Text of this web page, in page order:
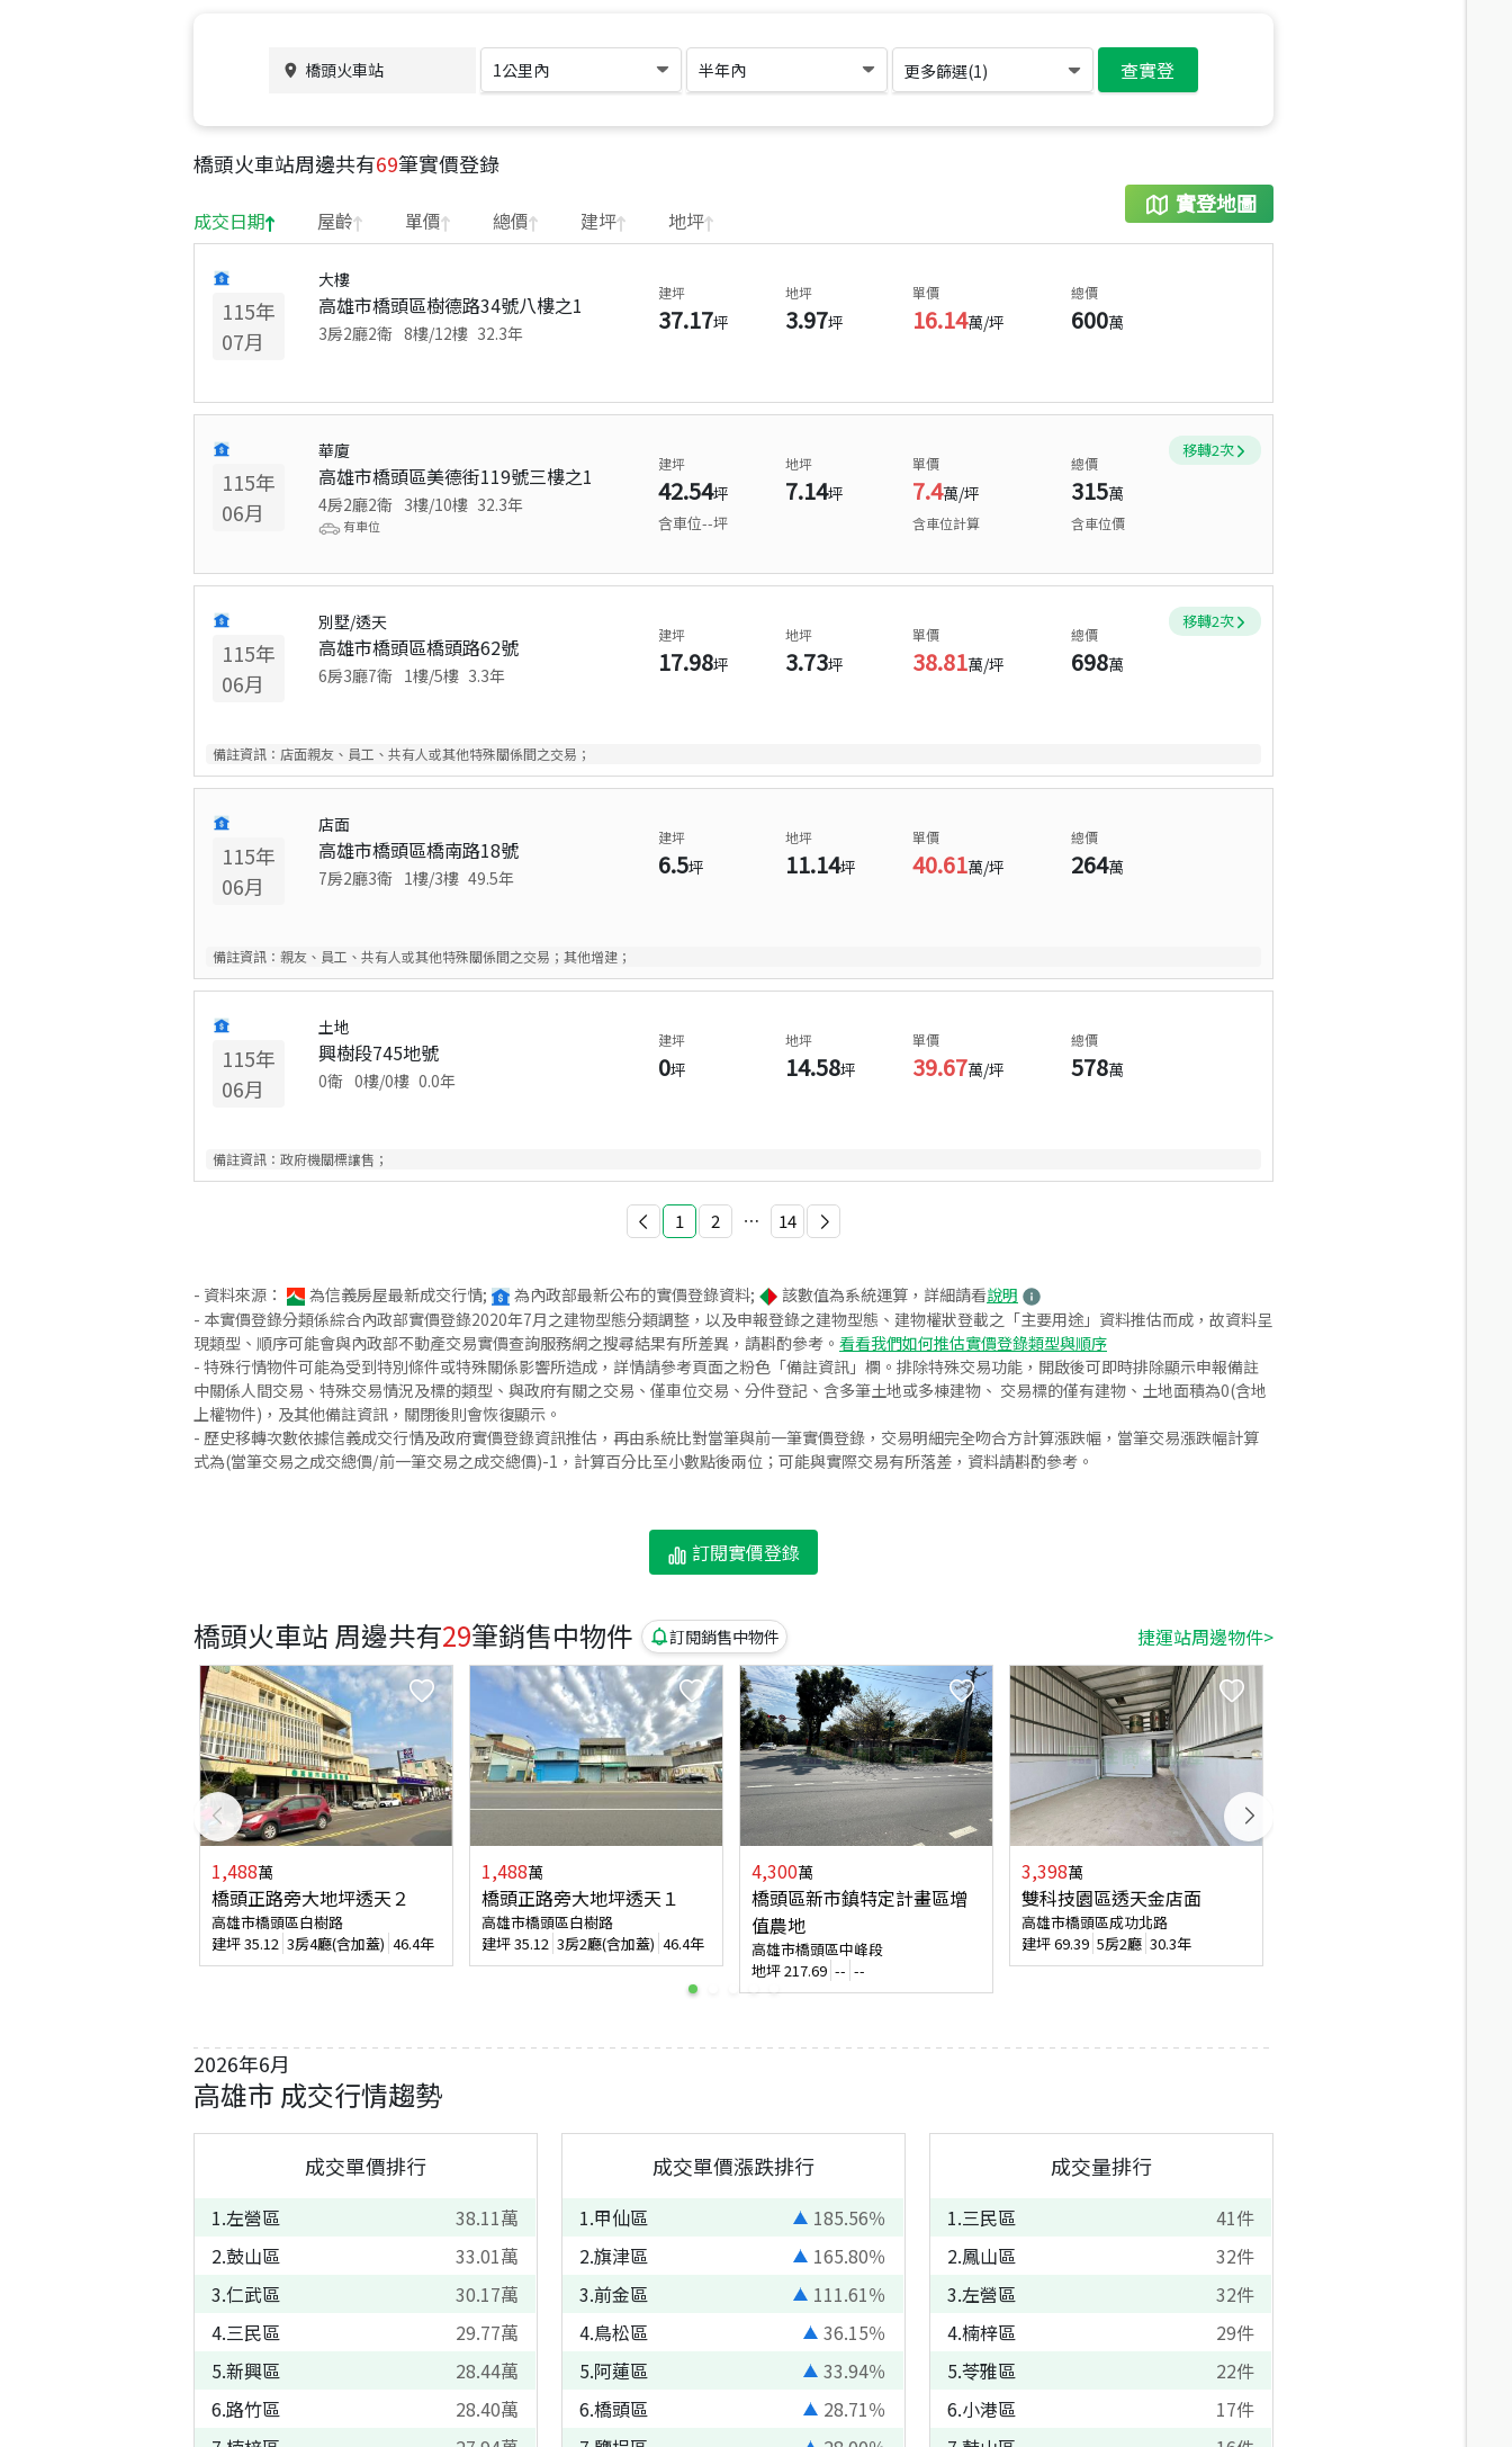
橋頭火車站 1公里內 半年內 更多篩選(1) 查實登
橋頭火車站周邊共有69筆實價登錄
實登地圖
成交日期 屋齡 單價 總價 建坪 地坪
115年
07月
大樓
高雄市橋頭區樹德路34號八樓之1
3房2廳2衛 8樓/12樓 32.3年
建坪
37.17坪
地坪
3.97坪
單價
16.14萬/坪
總價
600萬
115年
06月
華廈
高雄市橋頭區美德街119號三樓之1
4房2廳2衛 3樓/10樓 32.3年
有車位
建坪
42.54坪
含車位--坪
地坪
7.14坪
單價
7.4萬/坪
含車位計算
總價
315萬
含車位價
移轉2次
115年
06月
別墅/透天
高雄市橋頭區橋頭路62號
6房3廳7衛 1樓/5樓 3.3年
建坪
17.98坪
地坪
3.73坪
單價
38.81萬/坪
總價
698萬
移轉2次
備註資訊： 店面親友、員工、共有人或其他特殊關係間之交易；
115年
06月
店面
高雄市橋頭區橋南路18號
7房2廳3衛 1樓/3樓 49.5年
建坪
6.5坪
地坪
11.14坪
單價
40.61萬/坪
總價
264萬
備註資訊： 親友、員工、共有人或其他特殊關係間之交易；其他增建；
115年
06月
土地
興樹段745地號
0衛 0樓/0樓 0.0年
建坪
0坪
地坪
14.58坪
單價
39.67萬/坪
總價
578萬
備註資訊： 政府機關標讓售；
1 2 ⋯ 14
- 資料來源： 為信義房屋最新成交行情; 為內政部最新公布的實價登錄資料; 該數值為系統運算，詳細請看說明
- 本實價登錄分類係綜合內政部實價登錄2020年7月之建物型態分類調整，以及申報登錄之建物型態、建物權狀登載之「主要用途」資料推估而成，故資料呈
現類型、順序可能會與內政部不動產交易實價查詢服務網之搜尋結果有所差異，請斟酌參考。 看看我們如何推估實價登錄類型與順序
- 特殊行情物件可能為受到特別條件或特殊關係影響所造成，詳情請參考頁面之粉色「備註資訊」欄。排除特殊交易功能，開啟後可即時排除顯示申報備註
中關係人間交易、特殊交易情況及標的類型、與政府有關之交易、僅車位交易、分件登記、含多筆土地或多棟建物、 交易標的僅有建物、土地面積為0(含地
上權物件)，及其他備註資訊，關閉後則會恢復顯示。
- 歷史移轉次數依據信義成交行情及政府實價登錄資訊推估，再由系統比對當筆與前一筆實價登錄，交易明細完全吻合方計算漲跌幅，當筆交易漲跌幅計算
式為(當筆交易之成交總價/前一筆交易之成交總價)-1，計算百分比至小數點後兩位；可能與實際交易有所落差，資料請斟酌參考。
訂閱實價登錄
橋頭火車站 周邊共有29筆銷售中物件 訂閱銷售中物件 捷運站周邊物件>
1,488萬
橋頭正路旁大地坪透天２
高雄市橋頭區白樹路
建坪35.12 3房4廳(含加蓋) 46.4年
1,488萬
橋頭正路旁大地坪透天１
高雄市橋頭區白樹路
建坪35.12 3房2廳(含加蓋) 46.4年
4,300萬
橋頭區新市鎮特定計畫區增
值農地
高雄市橋頭區中峰段
地坪217.69 -- --
3,398萬
雙科技園區透天金店面
高雄市橋頭區成功北路
建坪69.39 5房2廳 30.3年
2026年6月
高雄市 成交行情趨勢
成交單價排行
1.左營區 38.11萬
2.鼓山區 33.01萬
3.仁武區 30.17萬
4.三民區 29.77萬
5.新興區 28.44萬
6.路竹區 28.40萬
成交單價漲跌排行
1.甲仙區 185.56％
2.旗津區 165.80％
3.前金區 111.61％
4.鳥松區 36.15％
5.阿蓮區 33.94％
6.橋頭區 28.71％
成交量排行
1.三民區 41件
2.鳳山區 32件
3.左營區 32件
4.楠梓區 29件
5.苓雅區 22件
6.小港區 17件